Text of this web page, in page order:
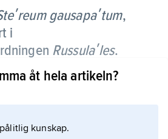
gausapaʹtum,
i
Russulaʹles.
tunna, läderartade,
är på ovansidan glänsande
åt hela artikeln?
kunskap.